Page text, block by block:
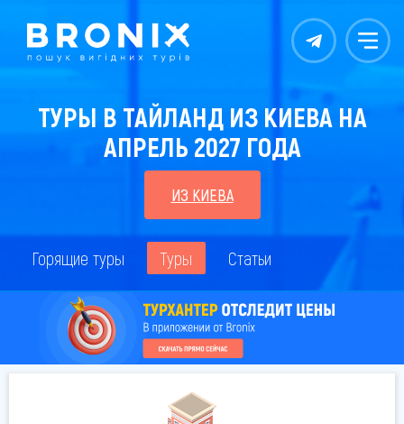
Контакты Меню
ТУРЫ В ТАЙЛАНД ИЗ КИЕВА НА
АПРЕЛЬ 2027 ГОДА
ИЗ КИЕВА
Горящие туры Туры Статьи